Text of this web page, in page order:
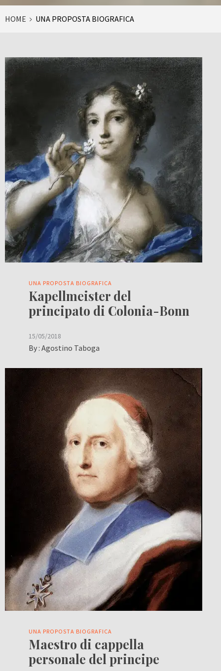
HOME UNA PROPOSTA BIOGRAFICA
UNA PROPOSTA BIOGRAFICA
Kapellmeister del
principato di Colonia-Bonn
15/05/2018
By : Agostino Taboga
UNA PROPOSTA BIOGRAFICA
Maestro di cappella
personale del principe